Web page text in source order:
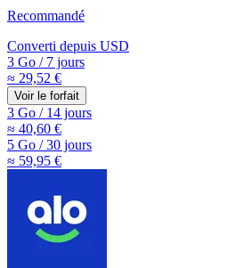
Recommandé
Converti depuis USD
3 Go /7 jours
≈ 29,52 €
Voir le forfait
3 Go /14 jours
≈ 40,60 €
5 Go /30 jours
≈ 59,95 €